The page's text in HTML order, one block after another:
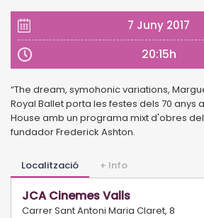
7 Juny 2017
20:15h
“The dream, symohonic variations,
Royal Ballet porta les festes dels 70 anys
House amb un programa mixt d'obres
fundador Frederick Ashton.
Localització + Info
JCA Cinemes Valls
Carrer Sant Antoni Maria Claret, 8